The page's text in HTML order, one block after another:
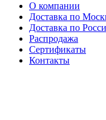
О компании
Доставка по
Доставка по
Распродажа
Сертификаты
Контакты